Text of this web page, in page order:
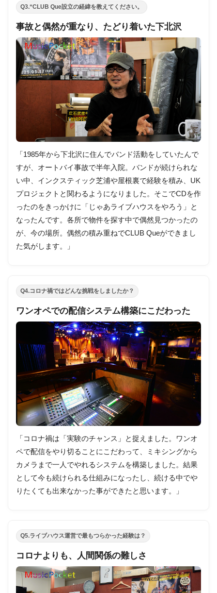
Q3.“CLUB Que設立の経緯を教えてください。
事故と偶然が重なり、たどり着いた下北沢
「1985年から下北沢に住んでバンド活動をしていたんで
すが、オートバイ事故で半年入院。バンドが続けられな
い中、インクスティック芝浦や屋根裏で経験を積み、UK
プロジェクトと関わるようになりました。そこでCDを作
ったのをきっかけに「じゃあライブハウスをやろう」と
なったんです。各所で物件を探す中で偶然見つかったの
が、今の場所。偶然の積み重ねでCLUB Queができまし
た気がします。」
Q4.コロナ禍ではどんな挑戦をしましたか？
ワンオペでの配信システム構築にこだわった
「コロナ禍は「実験のチャンス」と捉えました。ワンオ
ペで配信をやり切ることにこだわって、ミキシングから
カメラまで一人でやれるシステムを構築しました。結果
として今も続けられる仕組みになったし、続ける中でや
りたくても出来なかった事ができたと思います。」
Q5.ライブハウス運営で最もつらかった経験は？
コロナよりも、人間関係の難しさ